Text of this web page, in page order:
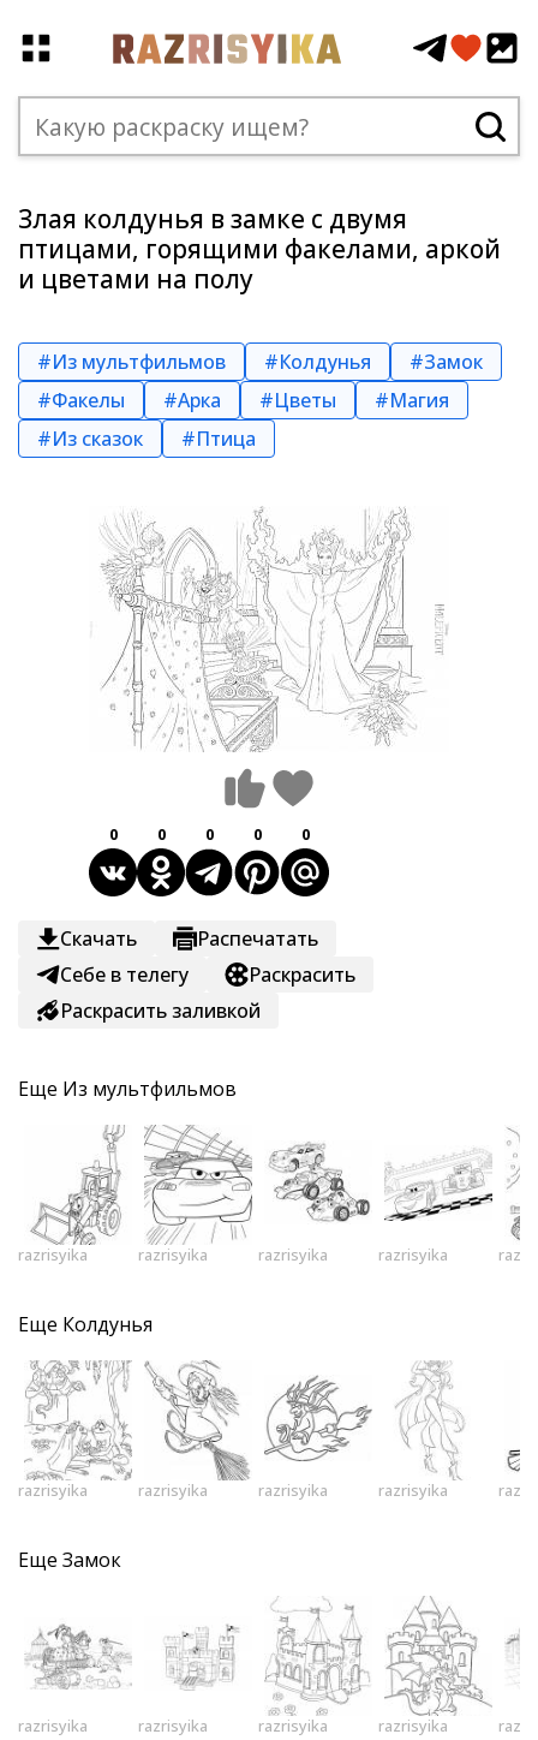
Злая колдунья в замке с двумя
птицами, горящими факелами, аркой
и цветами на полу
#Из мультфильмов #Колдунья
#Замок
#Факелы
#Арка #Цветы
#Магия
#Из сказок
#Птица
0 0 0 0 0
Скачать
Распечатать
Себе в телегу
Раскрасить
Раскрасить заливкой
Еще Из мультфильмов
razrisyika razrisyika razrisyika razrisyika
Еще Колдунья
razrisyika razrisyika razrisyika razrisyika
Еще Замок
razrisyika razrisyika razrisyika razrisyika